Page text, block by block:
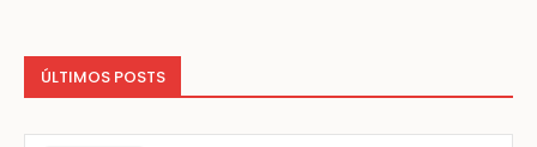
ÚLTIMOS POSTS